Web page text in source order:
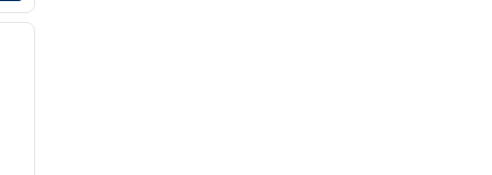
/6
następny obraz